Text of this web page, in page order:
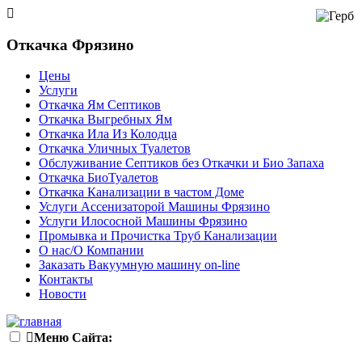
Откачка Фрязино
Цены
Услуги
Откачка Ям Септиков
Откачка Выгребных Ям
Откачка Ила Из Колодца
Откачка Уличных Туалетов
Обслуживание Септиков без Откачки и Био Запаха
Откачка БиоТуалетов
Откачка Канализации в частом Доме
Услуги Ассенизаторой Машины Фрязино
Услуги Илососной Машины Фрязино
Промывка и Прочистка Труб Канализации
О нас/О Компании
Заказать Вакуумную машину on-line
Контакты
Новости
Меню Сайта: